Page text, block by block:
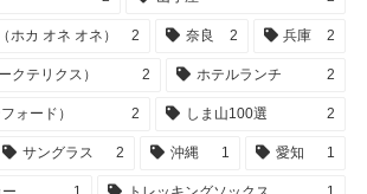
ホカ オネ オネ） 2 奈良 2 兵庫 2
クテリクス） 2 ホテルランチ 2
ォード） 2 しま山100選 2
サングラス 2 沖縄 1 愛知 1